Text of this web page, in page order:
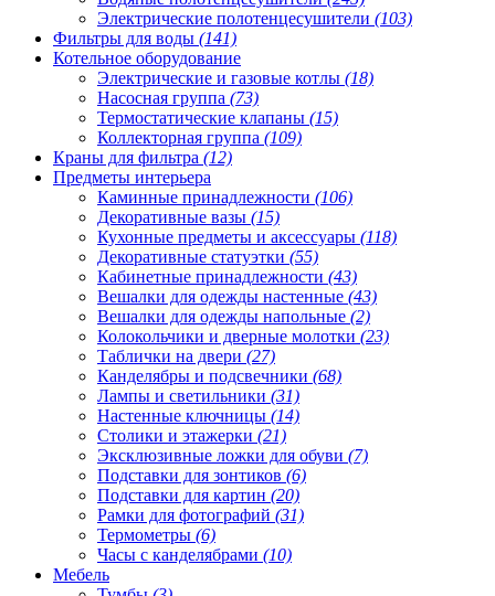
Электрические полотенцесушители (103)
Фильтры для воды (141)
Котельное оборудование
Электрические и газовые котлы (18)
Насосная группа (73)
Термостатические клапаны (15)
Коллекторная группа (109)
Краны для фильтра (12)
Предметы интерьера
Каминные принадлежности (106)
Декоративные вазы (15)
Кухонные предметы и аксессуары (118)
Декоративные статуэтки (55)
Кабинетные принадлежности (43)
Вешалки для одежды настенные (43)
Вешалки для одежды напольные (2)
Колокольчики и дверные молотки (23)
Таблички на двери (27)
Канделябры и подсвечники (68)
Лампы и светильники (31)
Настенные ключницы (14)
Столики и этажерки (21)
Эксклюзивные ложки для обуви (7)
Подставки для зонтиков (6)
Подставки для картин (20)
Рамки для фотографий (31)
Термометры (6)
Часы с канделябрами (10)
Мебель